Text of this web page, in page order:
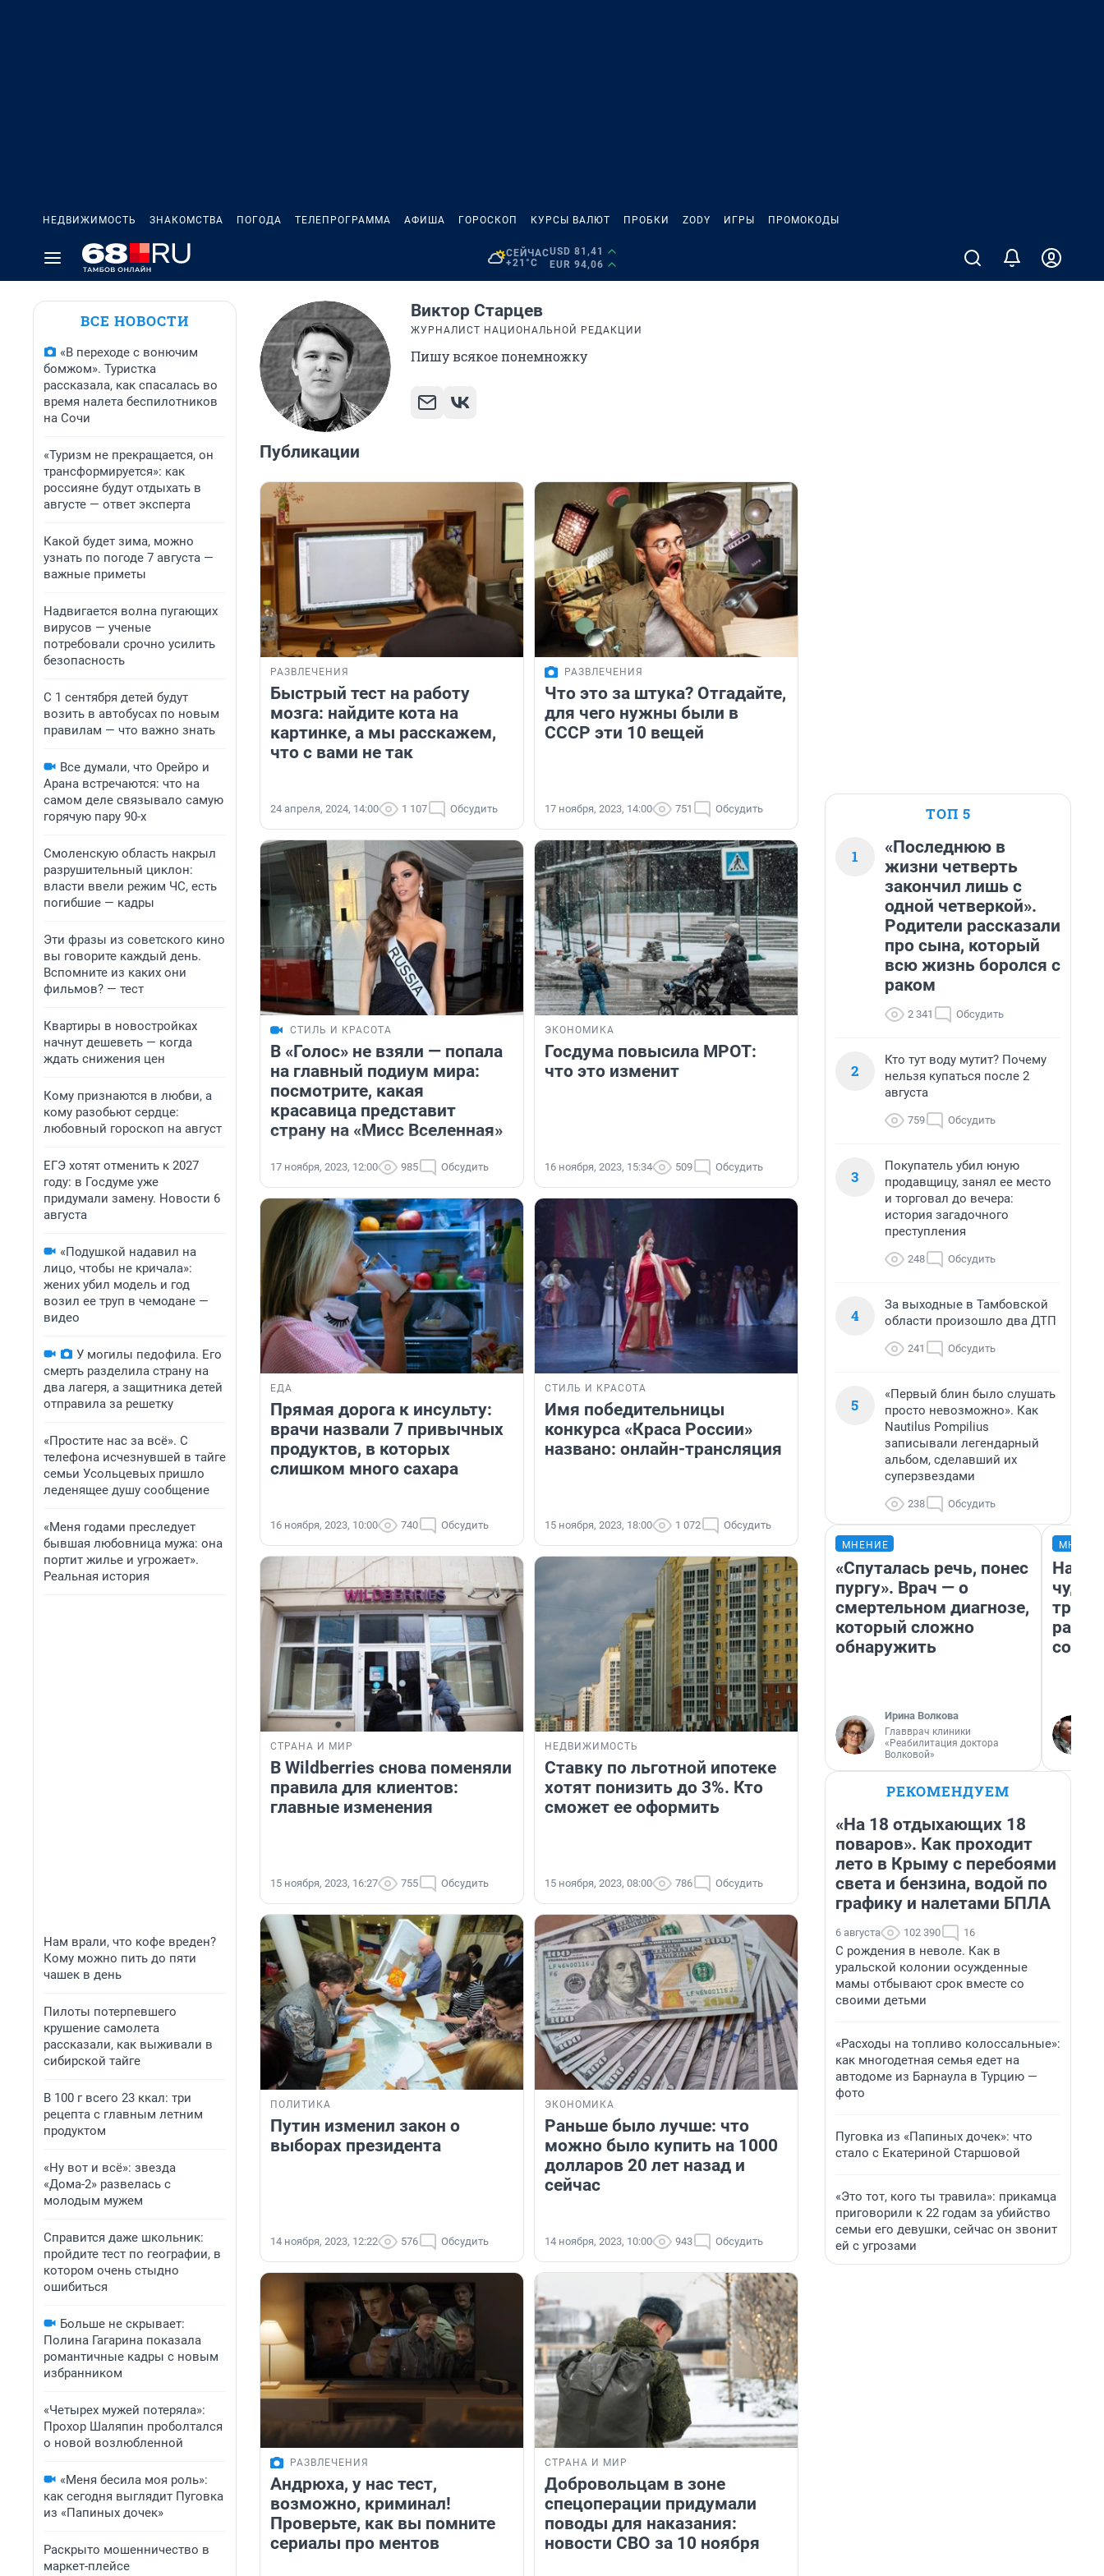
НЕДВИЖИМОСТЬ ЗНАКОМСТВА ПОГОДА ТЕЛЕПРОГРАММА АФИША ГОРОСКОП КУРСЫ ВАЛЮТ ПРОБКИ ZODY ИГРЫ ПРОМОКОДЫ
СЕЙЧАС
+21°C
USD 81,41
EUR 94,06
ВСЕ НОВОСТИ
«В переходе с вонючим
бомжом». Туристка
рассказала, как спасалась во
время налета беспилотников
на Сочи
«Туризм не прекращается, он
трансформируется»: как
россияне будут отдыхать в
августе — ответ эксперта
Какой будет зима, можно
узнать по погоде 7 августа —
важные приметы
Надвигается волна пугающих
вирусов — ученые
потребовали срочно усилить
безопасность
С 1 сентября детей будут
возить в автобусах по новым
правилам — что важно знать
Все думали, что Орейро и
Арана встречаются: что на
самом деле связывало самую
горячую пару 90-х
Смоленскую область накрыл
разрушительный циклон:
власти ввели режим ЧС, есть
погибшие — кадры
Эти фразы из советского кино
вы говорите каждый день.
Вспомните из каких они
фильмов? — тест
Квартиры в новостройках
начнут дешеветь — когда
ждать снижения цен
Кому признаются в любви, а
кому разобьют сердце:
любовный гороскоп на август
ЕГЭ хотят отменить к 2027
году: в Госдуме уже
придумали замену. Новости 6
августа
«Подушкой надавил на
лицо, чтобы не кричала»:
жених убил модель и год
возил ее труп в чемодане —
видео
У могилы педофила. Его
смерть разделила страну на
два лагеря, а защитника детей
отправила за решетку
«Простите нас за всё». С
телефона исчезнувшей в тайге
семьи Усольцевых пришло
леденящее душу сообщение
«Меня годами преследует
бывшая любовница мужа: она
портит жилье и угрожает».
Реальная история
Нам врали, что кофе вреден?
Кому можно пить до пяти
чашек в день
Пилоты потерпевшего
крушение самолета
рассказали, как выживали в
сибирской тайге
В 100 г всего 23 ккал: три
рецепта с главным летним
продуктом
«Ну вот и всё»: звезда
«Дома-2» развелась с
молодым мужем
Справится даже школьник:
пройдите тест по географии, в
котором очень стыдно
ошибиться
Больше не скрывает:
Полина Гагарина показала
романтичные кадры с новым
избранником
«Четырех мужей потеряла»:
Прохор Шаляпин проболтался
о новой возлюбленной
«Меня бесила моя роль»:
как сегодня выглядит Пуговка
из «Папиных дочек»
Раскрыто мошенничество в
маркет-плейсе
Виктор Старцев
ЖУРНАЛИСТ НАЦИОНАЛЬНОЙ РЕДАКЦИИ
Пишу всякое понемножку
Публикации
РАЗВЛЕЧЕНИЯ
Быстрый тест на работу
мозга: найдите кота на
картинке, а мы расскажем,
что с вами не так
24 апреля, 2024, 14:00 1 107 Обсудить
РАЗВЛЕЧЕНИЯ
Что это за штука? Отгадайте,
для чего нужны были в
СССР эти 10 вещей
17 ноября, 2023, 14:00 751 Обсудить
СТИЛЬ И КРАСОТА
В «Голос» не взяли — попала
на главный подиум мира:
посмотрите, какая
красавица представит
страну на «Мисс Вселенная»
17 ноября, 2023, 12:00 985 Обсудить
ЭКОНОМИКА
Госдума повысила МРОТ:
что это изменит
16 ноября, 2023, 15:34 509 Обсудить
ЕДА
Прямая дорога к инсульту:
врачи назвали 7 привычных
продуктов, в которых
слишком много сахара
16 ноября, 2023, 10:00 740 Обсудить
СТИЛЬ И КРАСОТА
Имя победительницы
конкурса «Краса России»
названо: онлайн-трансляция
15 ноября, 2023, 18:00 1 072 Обсудить
СТРАНА И МИР
В Wildberries снова поменяли
правила для клиентов:
главные изменения
15 ноября, 2023, 16:27 755 Обсудить
НЕДВИЖИМОСТЬ
Ставку по льготной ипотеке
хотят понизить до 3%. Кто
сможет ее оформить
15 ноября, 2023, 08:00 786 Обсудить
ПОЛИТИКА
Путин изменил закон о
выборах президента
14 ноября, 2023, 12:22 576 Обсудить
ЭКОНОМИКА
Раньше было лучше: что
можно было купить на 1000
долларов 20 лет назад и
сейчас
14 ноября, 2023, 10:00 943 Обсудить
РАЗВЛЕЧЕНИЯ
Андрюха, у нас тест,
возможно, криминал!
Проверьте, как вы помните
сериалы про ментов
СТРАНА И МИР
Добровольцам в зоне
спецоперации придумали
поводы для наказания:
новости СВО за 10 ноября
ТОП 5
1
«Последнюю в
жизни четверть
закончил лишь с
одной четверкой».
Родители рассказали
про сына, который
всю жизнь боролся с
раком
2 341 Обсудить
2
Кто тут воду мутит? Почему
нельзя купаться после 2
августа
759 Обсудить
3
Покупатель убил юную
продавщицу, занял ее место
и торговал до вечера:
история загадочного
преступления
248 Обсудить
4
За выходные в Тамбовской
области произошло два ДТП
241 Обсудить
5
«Первый блин было слушать
просто невозможно». Как
Nautilus Pompilius
записывали легендарный
альбом, сделавший их
суперзвездами
238 Обсудить
МНЕНИЕ
«Спуталась речь, понес
пургу». Врач — о
смертельном диагнозе,
который сложно
обнаружить
Ирина Волкова
Главврач клиники
«Реабилитация доктора
Волковой»
РЕКОМЕНДУЕМ
«На 18 отдыхающих 18
поваров». Как проходит
лето в Крыму с перебоями
света и бензина, водой по
графику и налетами БПЛА
6 августа 102 390 16
С рождения в неволе. Как в
уральской колонии осужденные
мамы отбывают срок вместе со
своими детьми
«Расходы на топливо колоссальные»:
как многодетная семья едет на
автодоме из Барнаула в Турцию —
фото
Пуговка из «Папиных дочек»: что
стало с Екатериной Старшовой
«Это тот, кого ты травила»: прикамца
приговорили к 22 годам за убийство
семьи его девушки, сейчас он звонит
ей с угрозами